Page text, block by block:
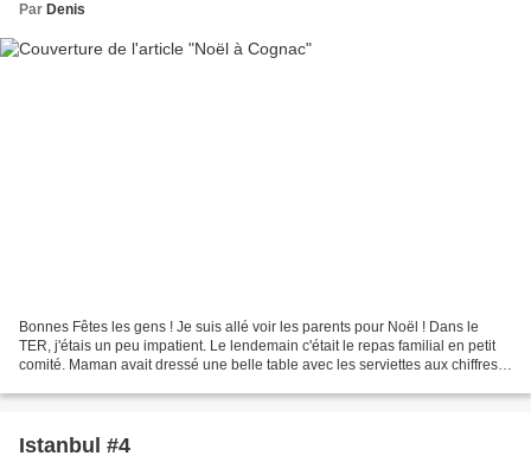
Par Denis
Bonnes Fêtes les gens ! Je suis allé voir les parents pour Noël ! Dans le
TER, j'étais un peu impatient. Le lendemain c'était le repas familial en petit
comité. Maman avait dressé une belle table avec les serviettes aux chiffres
Istanbul #4